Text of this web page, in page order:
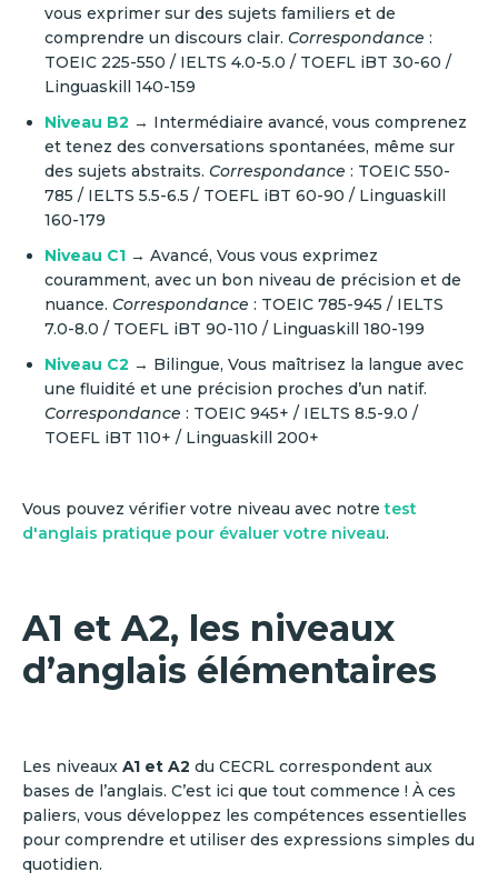
vous exprimer sur des sujets familiers et de
comprendre un discours clair. Correspondance :
TOEIC 225-550 / IELTS 4.0-5.0 / TOEFL iBT 30-60 /
Linguaskill 140-159
Niveau B2 → Intermédiaire avancé, vous comprenez
et tenez des conversations spontanées, même sur
des sujets abstraits. Correspondance : TOEIC 550-
785 / IELTS 5.5-6.5 / TOEFL iBT 60-90 / Linguaskill
160-179
Niveau C1 → Avancé, Vous vous exprimez
couramment, avec un bon niveau de précision et de
nuance. Correspondance : TOEIC 785-945 / IELTS
7.0-8.0 / TOEFL iBT 90-110 / Linguaskill 180-199
Niveau C2 → Bilingue, Vous maîtrisez la langue avec
une fluidité et une précision proches d’un natif.
Correspondance : TOEIC 945+ / IELTS 8.5-9.0 /
TOEFL iBT 110+ / Linguaskill 200+
Vous pouvez vérifier votre niveau avec notretest
d'anglais pratique pour évaluer votre niveau.
A1 et A2, les niveaux
d’anglais élémentaires
Les niveaux A1 et A2 du CECRL correspondent aux
bases de l’anglais. C’est ici que tout commence ! À ces
paliers, vous développez les compétences essentielles
pour comprendre et utiliser des expressions simples du
quotidien.